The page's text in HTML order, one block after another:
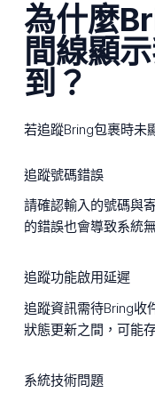
為什麼
間線顯
到？
若追蹤Bring包裹時未
追蹤號碼錯誤
請確認輸入的號碼與
的錯誤也會導致系統
追蹤功能啟用延遲
追蹤資訊需待Bring收
狀態更新之間，可能
系統技術問題